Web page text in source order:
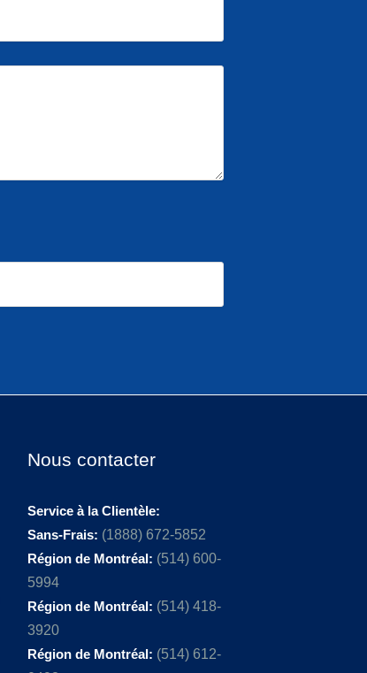
Nous contacter
Service à la Clientèle:
Sans-Frais: (1888) 672-5852
Région de Montréal: (514) 600-
5994
Région de Montréal: (514) 418-
3920
Région de Montréal: (514) 612-